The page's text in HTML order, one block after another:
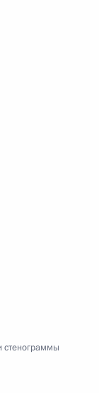
стенограммы